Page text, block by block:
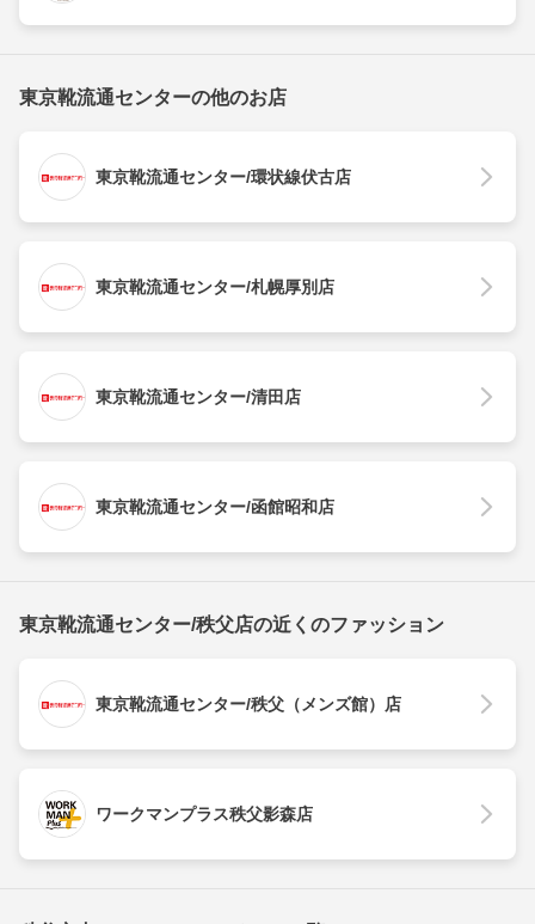
東京靴流通センターの他のお店
東京靴流通センター/環状線伏古店
東京靴流通センター/札幌厚別店
東京靴流通センター/清田店
東京靴流通センター/函館昭和店
東京靴流通センター/秩父店の近くのファッション
東京靴流通センター/秩父（メンズ館）店
ワークマンプラス秩父影森店